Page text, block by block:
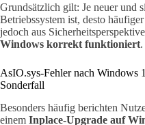
Grundsätzlich gilt: Je neuer und
Betriebssystem ist, desto
jedoch aus Sicherheitsperspektive
Windows korrekt funktioniert.
AsIO.sys-Fehler nach Windows
Sonderfall
Besonders häufig berichten
einem Inplace-Upgrade auf